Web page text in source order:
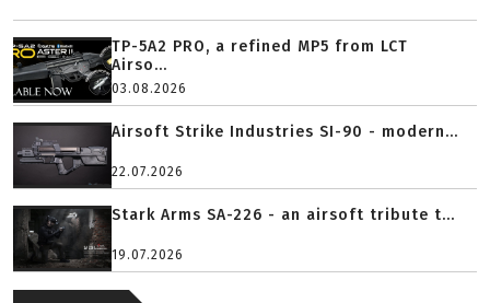
TP-5A2 PRO, a refined MP5 from LCT
Airso...
03.08.2026
Airsoft Strike Industries SI-90 - modern...
22.07.2026
Stark Arms SA-226 - an airsoft tribute t...
19.07.2026